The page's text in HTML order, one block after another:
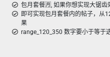
包月套餐🈷️, 如果你想实现大锯
即可实现包月套餐内的帖子，从
果
range_120_350 数字要小于等于